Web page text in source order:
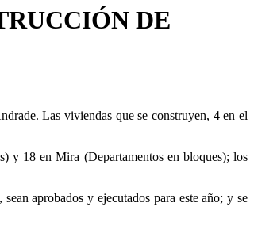
DE
Las viviendas que se construyen, 4 en el
y 18 en Mira (Departamentos en bloques); los
aprobados y ejecutados para este año; y se